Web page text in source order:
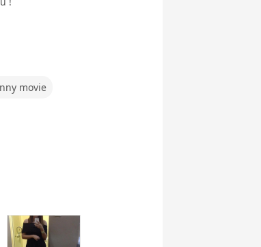
發音
movie